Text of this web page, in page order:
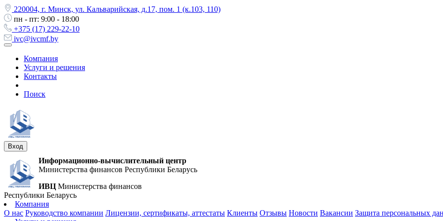
220004, г. Минск, ул. Кальварийская, д.17, пом. 1 (к.103, 110)
пн - пт: 9:00 - 18:00
+375 (17) 229-22-10
ivc@ivcmf.by
Компания
Услуги и решения
Контакты
Поиск
Вход
Информационно-вычислительный центр
Министерства финансов Республики Беларусь
ИВЦ Министерства финансов
Республики Беларусь
Компания
О нас Руководство компании Лицензии, сертификаты, аттестаты Клиенты Отзывы Новости Вакансии Защита персональных